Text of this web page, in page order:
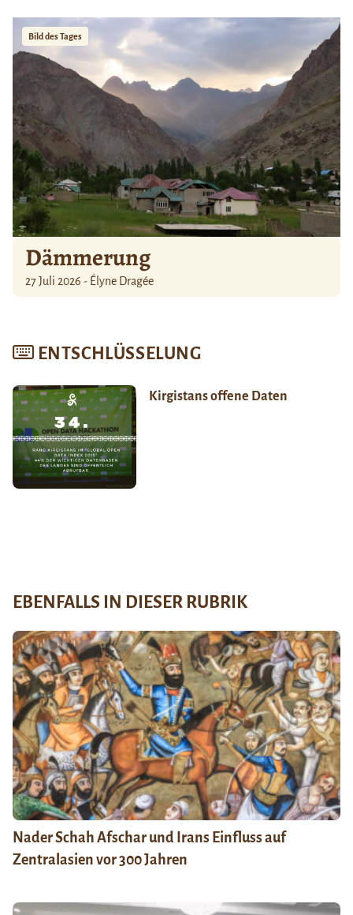
Bild des Tages
Dämmerung
27 Juli 2026 - Élyne Dragée
ENTSCHLÜSSELUNG
Kirgistans offene Daten
EBENFALLS IN DIESER RUBRIK
Nader Schah Afschar und Irans Einfluss auf
Zentralasien vor 300 Jahren